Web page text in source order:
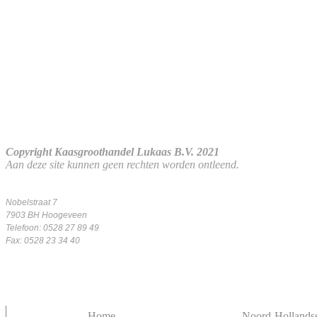
Copyright Kaasgroothandel Lukaas B.V. 2021
Aan deze site kunnen geen rechten worden ontleend.
Nobelstraat 7
7903 BH Hoogeveen
Telefoon: 0528 27 89 49
Fax: 0528 23 34 40